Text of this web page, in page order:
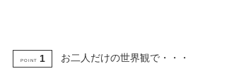
POINT 1 お二人だけの世界観で・・・